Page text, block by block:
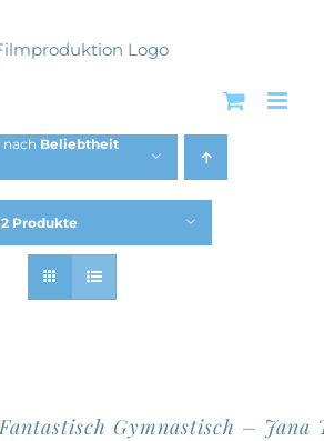
nach Beliebtheit
Produkte
Fantastisch Gymnastisch – Jana